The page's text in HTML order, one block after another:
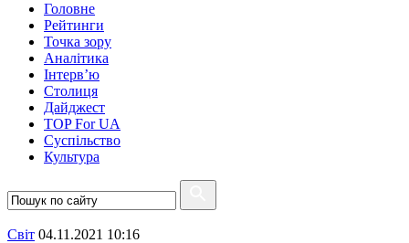
Головне
Рейтинги
Точка зору
Аналітика
Інтерв’ю
Столиця
Дайджест
TOP For UA
Суспiльство
Культура
Свiт 04.11.2021 10:16